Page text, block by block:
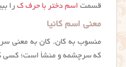
قسمت اسم دختر با حرف ک را
معنی اسم کانیا
منسوب به کان. کان به معنی
که سرچشمه و منشأ است؛ کسی